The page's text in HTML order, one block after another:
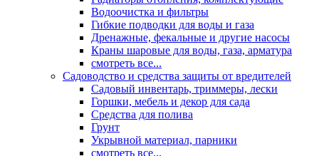
Водоочистка и фильтры
Гибкие подводки для воды и газа
Дренажные, фекальные и другие насосы
Краны шаровые для воды, газа, арматура
смотреть все...
Садоводство и средства защиты от вредителей
Садовый инвентарь, триммеры, лески
Горшки, мебель и декор для сада
Средства для полива
Грунт
Укрывной материал, парники
смотреть все...